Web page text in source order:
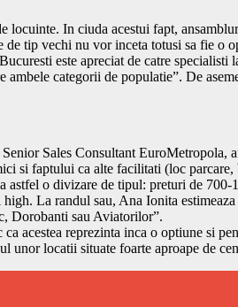
locuinte. In ciuda acestui fapt,
tip vechi nu vor inceta totusi sa fie o
este apreciat de catre specialisti
categorii de populatie”. De
Sales Consultant EuroMetropola,
si faptului ca alte facilitati (loc
astfel o divizare de tipul: preturi de 700-
La randul sau, Ana Ionita
Dorobanti sau Aviatorilor”.
acestea reprezinta inca o optiune si
unor locatii situate foarte aproape de